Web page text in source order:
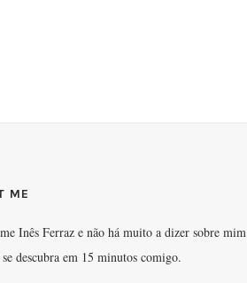
ME
Inês Ferraz e não há muito a dizer sobre mim
descubra em 15 minutos comigo.